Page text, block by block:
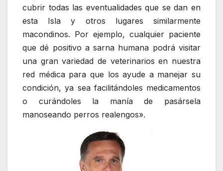
cubrir todas las eventualidades que se dan en
esta Isla y otros lugares similarmente
macondinos. Por ejemplo, cualquier paciente
que dé positivo a sarna humana podrá visitar
una gran variedad de veterinarios en nuestra
red médica para que los ayude a manejar su
condición, ya sea facilitándoles medicamentos
o curándoles la manía de pasársela
manoseando perros realengos».